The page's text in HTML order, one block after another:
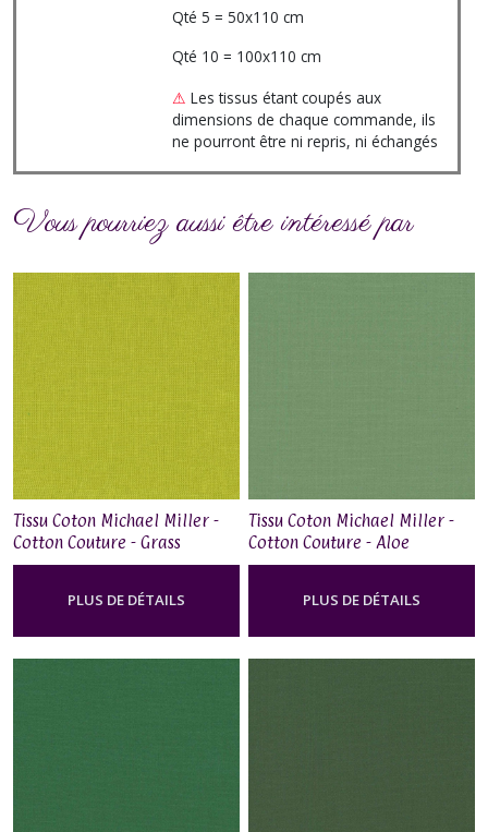
Qté 5 = 50x110 cm
Qté 10 = 100x110 cm
⚠ Les tissus étant coupés aux
dimensions de chaque commande, ils
ne pourront être ni repris, ni échangés
Vous pourriez aussi être intéressé par
Tissu Coton Michael Miller -
Cotton Couture - Grass
PLUS DE DÉTAILS
Tissu Coton Michael Miller -
Cotton Couture - Aloe
PLUS DE DÉTAILS